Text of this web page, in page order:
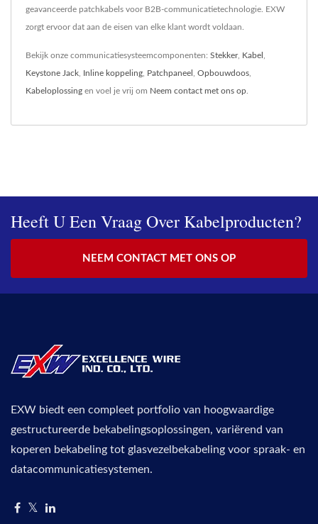
geavanceerde patchkabels voor B2B-communicatietechnologie. EXW
zorgt ervoor dat aan de eisen van elke klant wordt voldaan.
Bekijk onze communicatiesysteemcomponenten: Stekker, Kabel ,
Keystone Jack, Inline koppeling, Patchpaneel , Opbouwdoos,
Kabeloplossing en voel je vrij om Neem contact met ons op.
Heeft U Een Vraag Over Kabelproducten?
NEEM CONTACT MET ONS OP
EXW biedt een compleet portfolio van hoogwaardige
gestructureerde bekabelingsoplossingen, variërend van
koperen bekabeling tot glasvezelbekabeling voor spraak- en
datacommunicatiesystemen.